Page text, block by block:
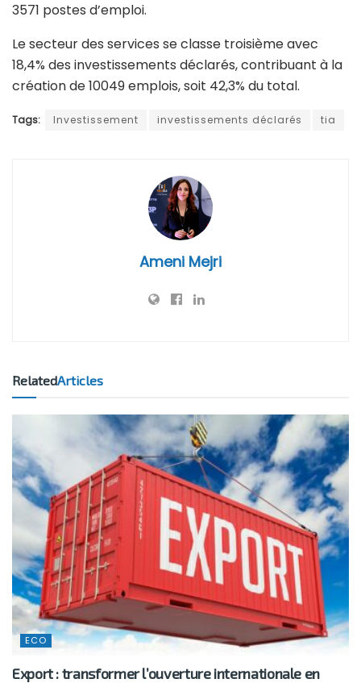
3571 postes d’emploi.
Le secteur des services se classe troisième avec
18,4% des investissements déclarés, contribuant à la
création de 10049 emplois, soit 42,3% du total.
Tags: Investissement investissements déclarés tia
Ameni Mejri
RelatedArticles
ECO
Export : transformer l’ouverture internationale en